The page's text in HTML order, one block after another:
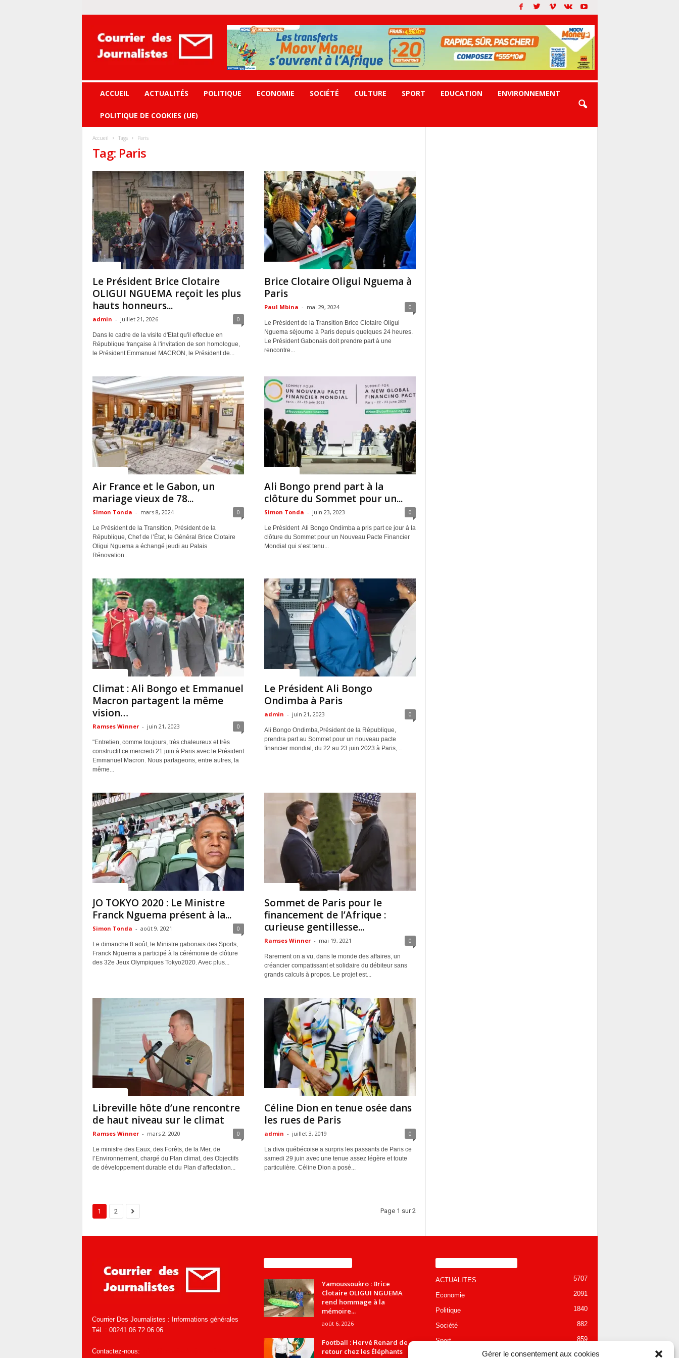
Gérer le consentement aux cookies
journalistes
ACCUEIL ACTUALITÉS POLITIQUE ECONOMIE SOCIÉTÉ CULTURE SPORT EDUCATION ENVIRONNEMENT
POLITIQUE DE COOKIES (UE)
Accueil Tags Paris
Tag: Paris
Le Président Brice Clotaire
OLIGUI NGUEMA reçoit les plus
hauts honneurs...
admin - juillet 21, 2026 0
Dans le cadre de la visite d'Etat qu'il effectue en
République française à l'invitation de son homologue,
le Président Emmanuel MACRON, le Président de...
Brice Clotaire Oligui Nguema à
Paris
Paul Mbina - mai 29, 2024 0
Le Président de la Transition Brice Clotaire Oligui
Nguema séjourne à Paris depuis quelques 24 heures.
Le Président Gabonais doit prendre part à une
rencontre...
Air France et le Gabon, un
mariage vieux de 78...
Simon Tonda - mars 8, 2024 0
Le Président de la Transition, Président de la
République, Chef de l’État, le Général Brice Clotaire
Oligui Nguema a échangé jeudi au Palais
Rénovation...
Ali Bongo prend part à la
clôture du Sommet pour un...
Simon Tonda - juin 23, 2023 0
Le Président Ali Bongo Ondimba a pris part ce jour à la
clôture du Sommet pour un Nouveau Pacte Financier
Mondial qui s’est tenu...
Climat : Ali Bongo et Emmanuel
Macron partagent la même
vision…
Ramses Winner - juin 21, 2023 0
"Entretien, comme toujours, très chaleureux et très
constructif ce mercredi 21 juin à Paris avec le Président
Emmanuel Macron. Nous partageons, entre autres, la
même...
Le Président Ali Bongo
Ondimba à Paris
admin - juin 21, 2023 0
Ali Bongo Ondimba,Président de la République,
prendra part au Sommet pour un nouveau pacte
financier mondial, du 22 au 23 juin 2023 à Paris,...
JO TOKYO 2020 : Le Ministre
Franck Nguema présent à la...
Simon Tonda - août 9, 2021 0
Le dimanche 8 août, le Ministre gabonais des Sports,
Franck Nguema a participé à la cérémonie de clôture
des 32e Jeux Olympiques Tokyo2020. Avec plus...
Sommet de Paris pour le
financement de l’Afrique :
curieuse gentillesse...
Ramses Winner - mai 19, 2021 0
Rarement on a vu, dans le monde des affaires, un
créancier compatissant et solidaire du débiteur sans
grands calculs à propos. Le projet est...
Libreville hôte d’une rencontre
de haut niveau sur le climat
Ramses Winner - mars 2, 2020 0
Le ministre des Eaux, des Forêts, de la Mer, de
l’Environnement, chargé du Plan climat, des Objectifs
de développement durable et du Plan d’affectation...
Céline Dion en tenue osée dans
les rues de Paris
admin - juillet 3, 2019 0
La diva québécoise a surpris les passants de Paris ce
samedi 29 juin avec une tenue assez légère et toute
particulière. Céline Dion a posé...
1 2 Page 1 sur 2
Courrier Des Journalistes : Informations générales
Tél. : 00241 06 72 06 06
Contactez-nous:
Yamoussoukro : Brice
Clotaire OLIGUI NGUEMA
rend hommage à la
mémoire...
août 6, 2026
Football : Hervé Renard de
retour chez les Éléphants
ACTUALITES 5707
Economie 2091
Politique 1840
Société 882
Sport 859
280